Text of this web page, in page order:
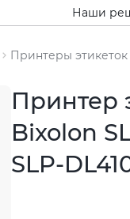
Наши
Принтеры этикеток
Принтер
Bixolon
SLP-